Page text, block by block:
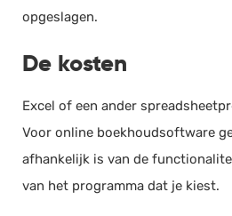
opgeslagen.
De kosten
Excel of een ander
Voor online boekhoudsoftware
afhankelijk is van de
van het programma dat je kiest.